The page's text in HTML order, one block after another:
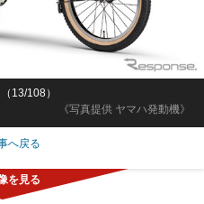
《写真提供 ヤマハ発動機》
13/108）
へ戻る